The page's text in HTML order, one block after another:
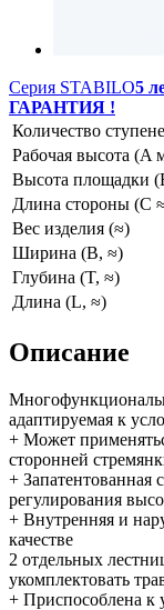
Серия STABILO5
ГАРАНТИЯ !
Количество
Рабочая высота (A
Высота площадки
Длина стороны (C
Вес изделия (≈)
Ширина (B, ≈)
Глубина (T, ≈)
Длина (L, ≈)
Описание
адаптируемая к
+ Может
сторонней
+ Запатентованная
регулирования
+ Внутренняя и
качестве
2 отдельных
укомплектовать
+ Приспособлена к